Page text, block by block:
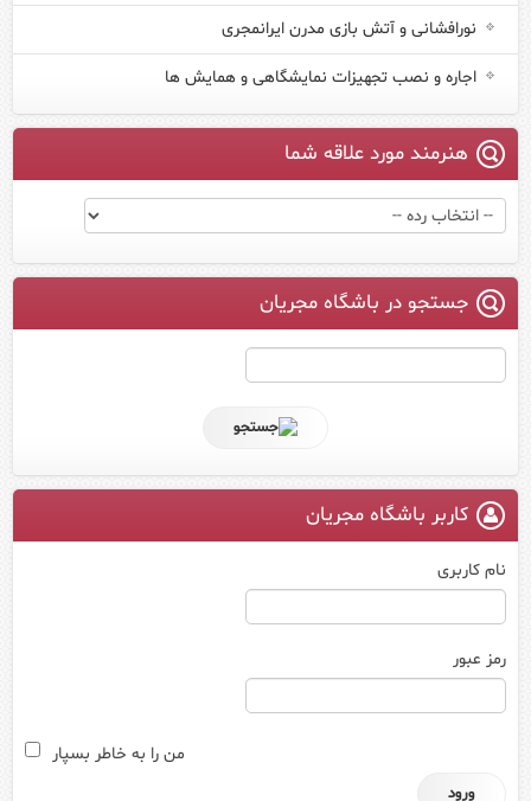
نورافشانی و آتش بازی مدرن ایرانمجری
اجاره و نصب تجهیزات نمایشگاهی و همایش ها
هنرمند مورد علاقه شما
جستجو در باشگاه مجریان
کاربر باشگاه مجریان
نام کاربری
رمز عبور
من را به خاطر بسپار